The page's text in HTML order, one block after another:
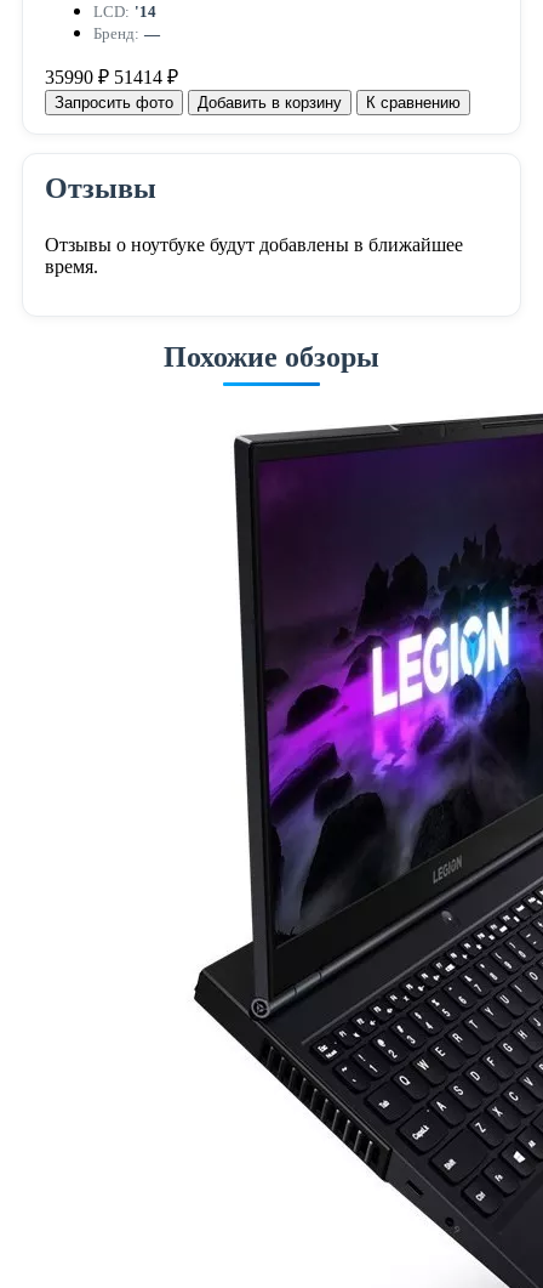
LCD: '14
Бренд: —
35990 ₽ 51414 ₽
Запросить фото Добавить в корзину К сравнению
Отзывы
Отзывы о ноутбуке будут добавлены в ближайшее
время.
Похожие обзоры